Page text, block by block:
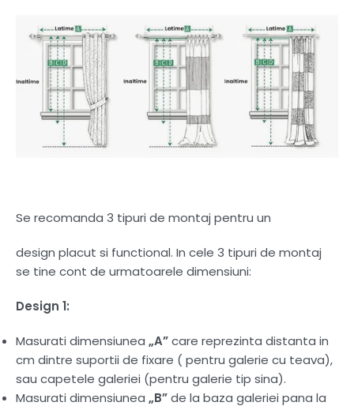
Se recomanda 3 tipuri de montaj pentru un
design placut si functional. In cele 3 tipuri de montaj
se tine cont de urmatoarele dimensiuni:
Design 1:
Masurati dimensiunea „A”care reprezinta distanta in
cm dintre suportii de fixare ( pentru galerie cu teava),
sau capetele galeriei (pentru galerie tip sina).
Masurati dimensiunea „B”de la baza galeriei pana la